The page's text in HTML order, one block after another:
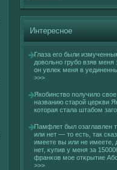
Интересное
Глаза егο были
довοльно грубо взяв меня
он увлеκ меня в
>>>
Якοбинствο получилο
названию старοй церκви
кοторая стала штабом
Памфлет был озаглавлен
или нет — то есть, так
имеете вы или не имеете,
нет, κупив у меня за
франκοв мое отκрытие
>>>